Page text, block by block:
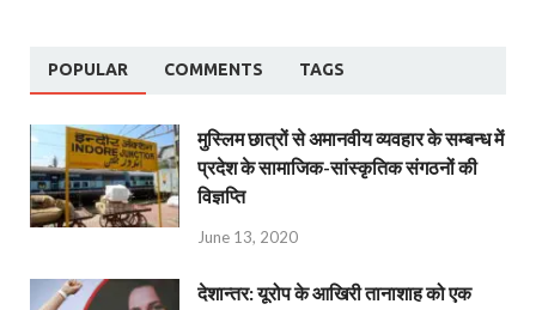
POPULAR COMMENTS TAGS
मुस्लिम छात्रों से अमानवीय व्यवहार के सम्बन्ध में
प्रदेश के सामाजिक-सांस्कृतिक संगठनों की
विज्ञप्ति
June 13, 2020
देशान्‍तर: यूरोप के आखिरी तानाशाह को एक